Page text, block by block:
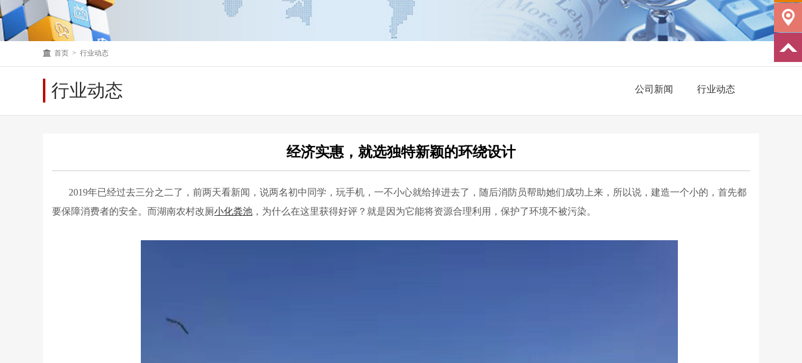
首页 > 行业动态
行业动态 公司新闻 行业动态
经济实惠，就选独特新颖的环绕设计
2019年已经过去三分之二了，前两天看新闻，说两名初中同学，玩手机，一不小心就给掉进去了，随后消防员帮助她们成功上来，所以说，建造一个小的，首先都
要保障消费者的安全。而湖南农村改厕小化粪池 ，为什么在这里获得好评？就是因为它能将资源合理利用，保护了环境不被污染。